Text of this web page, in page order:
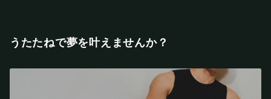
うたたねで夢を叶えませんか？